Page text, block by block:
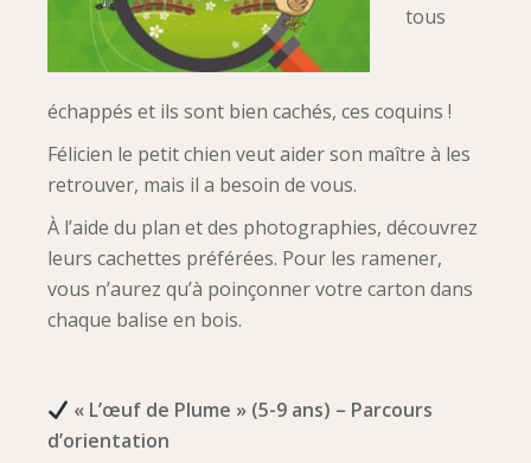
tous
échappés et ils sont bien cachés, ces coquins !
Félicien le petit chien veut aider son maître à les
retrouver, mais il a besoin de vous.
À l’aide du plan et des photographies, découvrez
leurs cachettes préférées. Pour les ramener,
vous n’aurez qu’à poinçonner votre carton dans
chaque balise en bois.
« L’œuf de Plume » (5-9 ans) – Parcours
d’orientation